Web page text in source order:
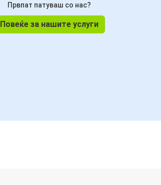
Првпат патуваш со нас?
Повеќе за нашите услуги